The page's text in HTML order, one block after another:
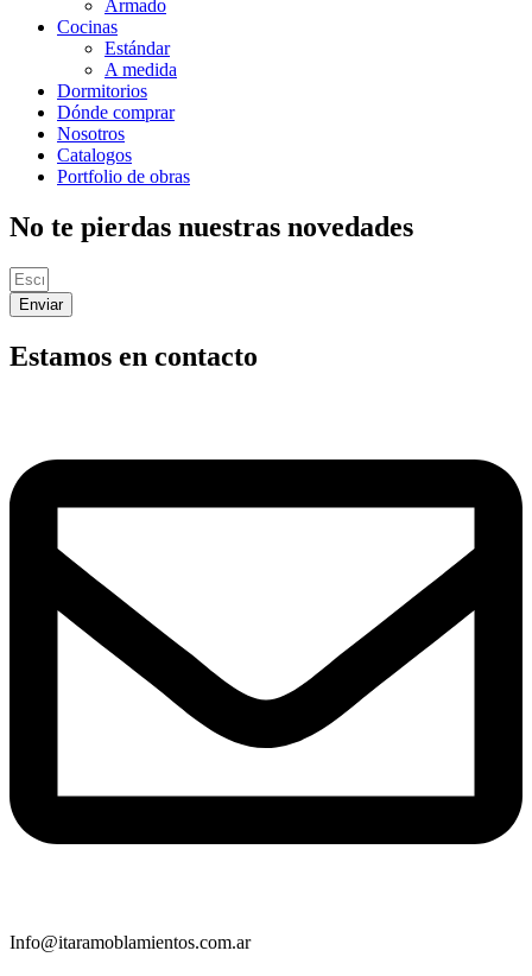
Armado
Cocinas
Estándar
A medida
Dormitorios
Dónde comprar
Nosotros
Catalogos
Portfolio de obras
No te pierdas nuestras novedades
Enviar
Estamos en contacto
Info@itaramoblamientos.com.ar